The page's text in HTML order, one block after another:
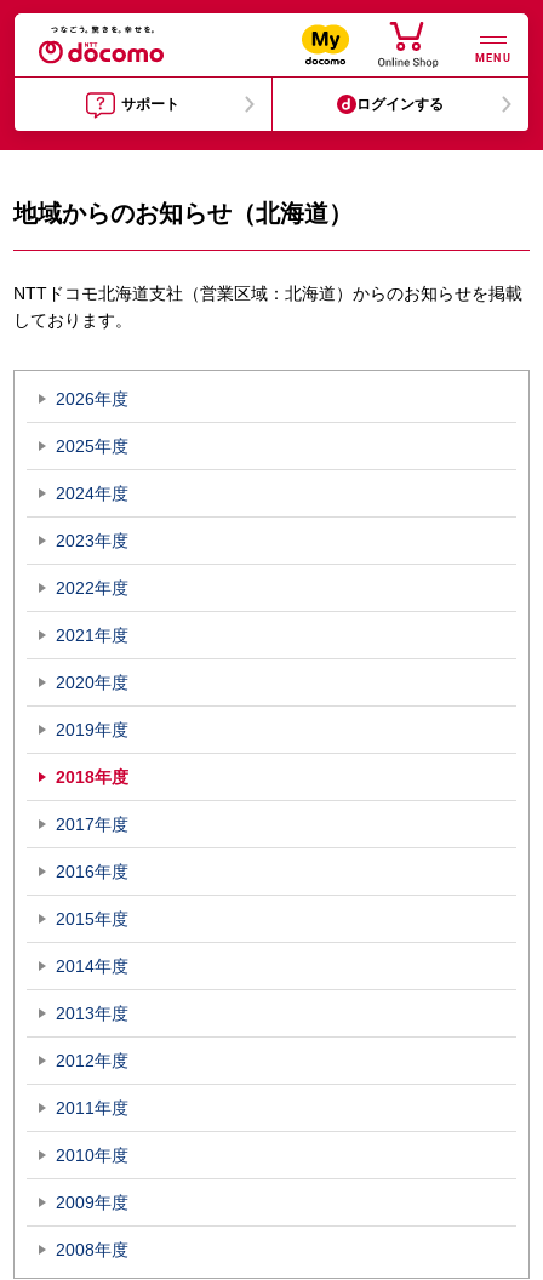
MENU
サポート ログインする
地域からのお知らせ（北海道）
NTTドコモ北海道支社（営業区域：北海道）からのお知らせを掲載
しております。
2026年度
2025年度
2024年度
2023年度
2022年度
2021年度
2020年度
2019年度
2018年度
2017年度
2016年度
2015年度
2014年度
2013年度
2012年度
2011年度
2010年度
2009年度
2008年度